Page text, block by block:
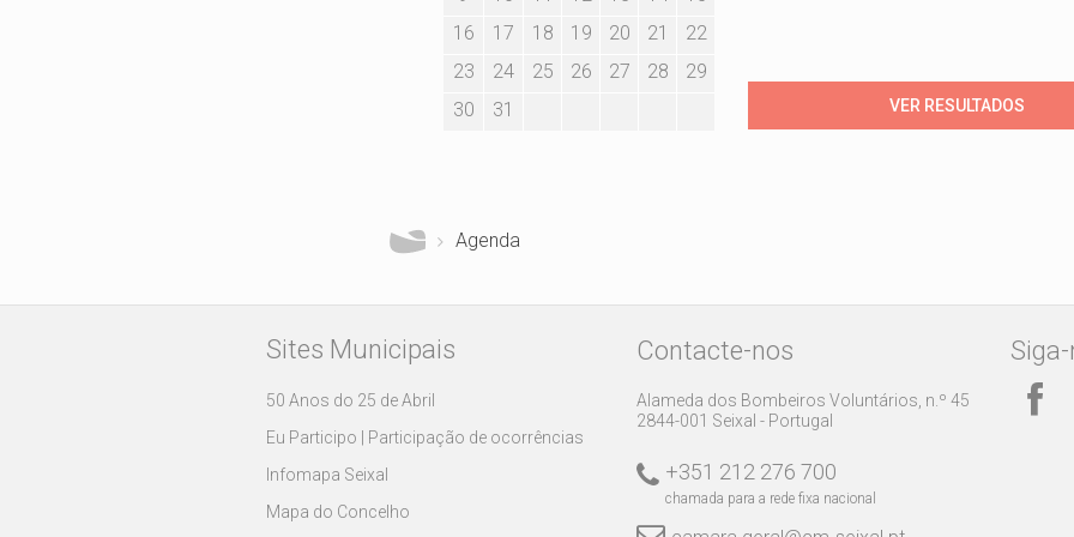
16
17 18 19 20 21
22
23
24 25 26 27 28
29
30
31
Agenda
Sites Municipais
50 Anos do 25 de Abril
Eu Participo | Participação de ocorrências
Infomapa Seixal
Mapa do Concelho
Contacte-nos
Alameda dos Bombeiros Voluntários, n.º 45
2844-001 Seixal - Portugal
+351 212 276 700
chamada para a rede fixa nacional